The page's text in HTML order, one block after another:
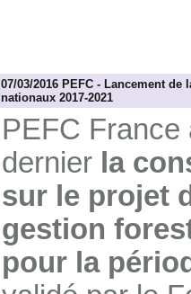
07/03/2016 PEFC - Lancement
nationaux 2017-2021
PEFC France
dernier la
sur le projet
gestion
pour la